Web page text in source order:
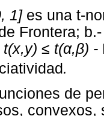
1] es una t-
Frontera; b.-
t(x,y) ≤ t(α,β) -
.
de